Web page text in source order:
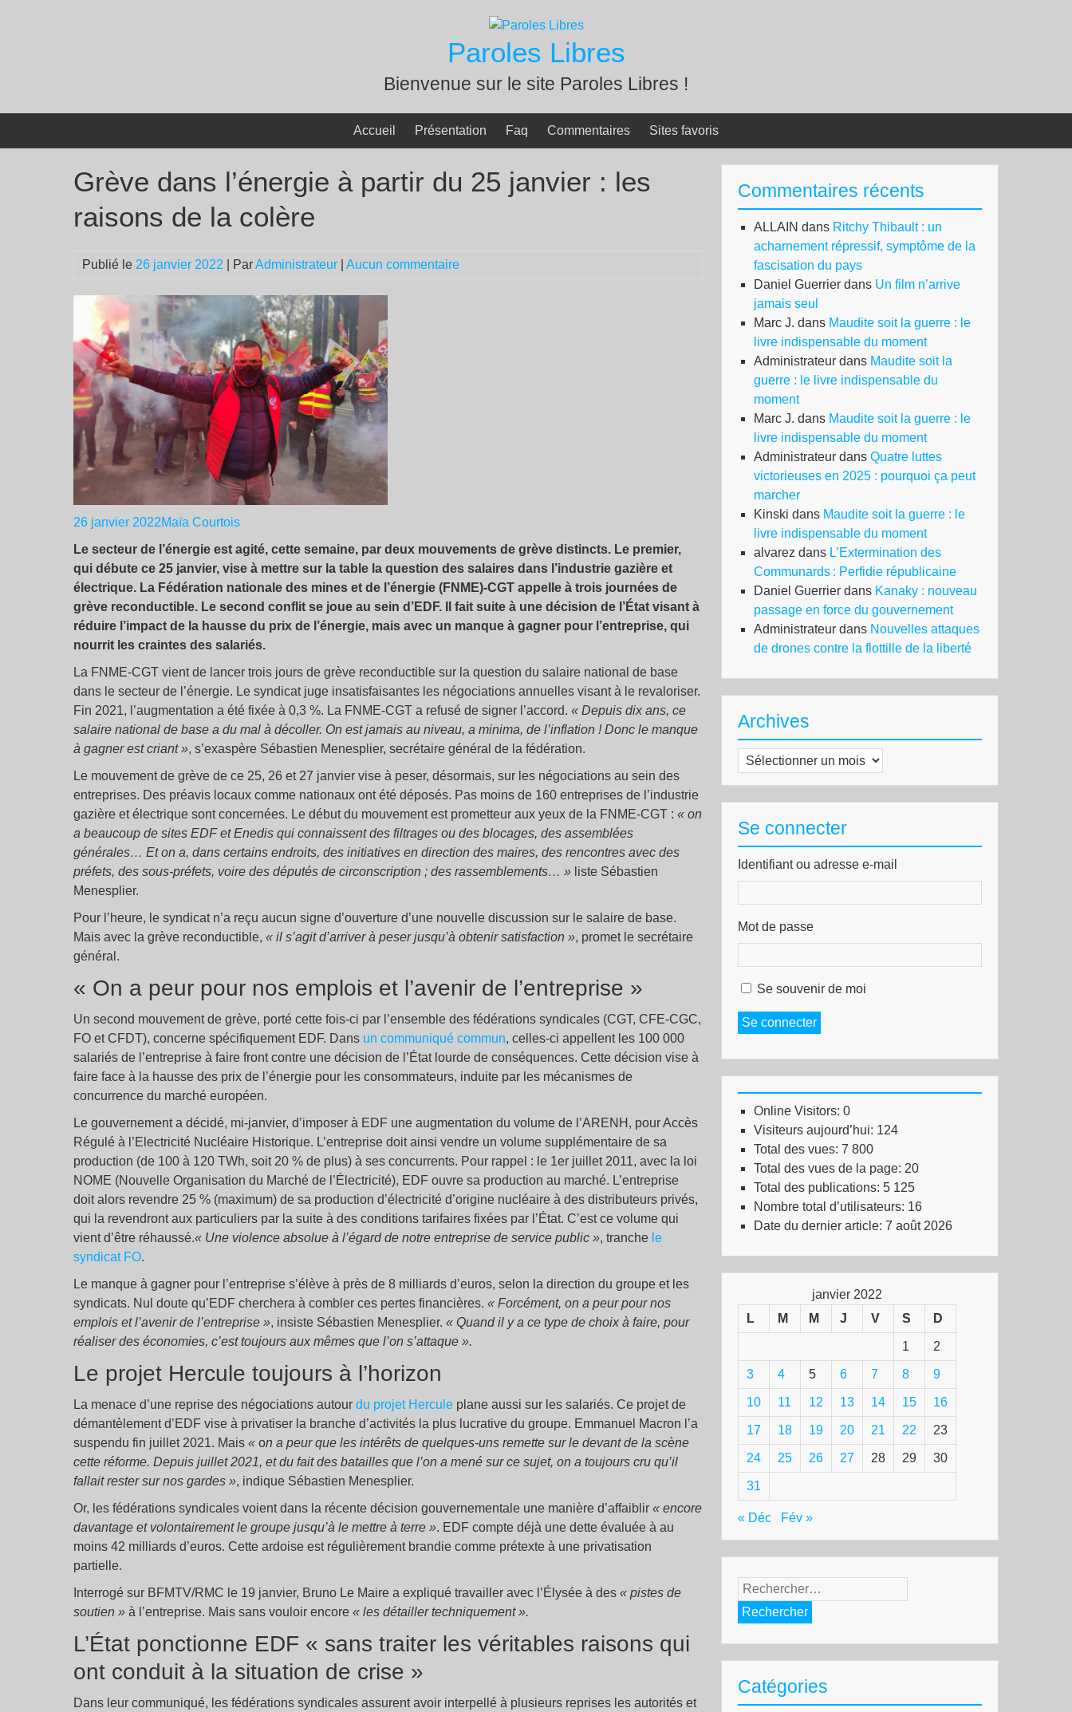
Paroles Libres
Bienvenue sur le site Paroles Libres !
Accueil Présentation Faq Commentaires Sites favoris
Grève dans l’énergie à partir du 25 janvier : les
raisons de la colère
Publié le 26 janvier 2022 | ParAdministrateur Aucun commentaire
26 janvier 2022Maïa Courtois
Le secteur de l’énergie est agité, cette semaine, par deux mouvements de grève distincts. Le premier,
qui débute ce 25 janvier, vise à mettre sur la table la question des salaires dans l’industrie gazière et
électrique. La Fédération nationale des mines et de l’énergie (FNME)-CGT appelle à trois journées de
grève reconductible. Le second conflit se joue au sein d’EDF. Il fait suite à une décision de l’État visant à
réduire l’impact de la hausse du prix de l’énergie, mais avec un manque à gagner pour l’entreprise, qui
nourrit les craintes des salariés.
La FNME-CGT vient de lancer trois jours de grève reconductible sur la question du salaire national de base
dans le secteur de l’énergie. Le syndicat juge insatisfaisantes les négociations annuelles visant à le revaloriser.
Fin 2021, l’augmentation a été fixée à 0,3 %. La FNME-CGT a refusé de signer l’accord. « Depuis dix ans, ce
salaire national de base a du mal à décoller. On est jamais au niveau, a minima, de l’inflation ! Donc le manque
à gagner est criant », s’exaspère Sébastien Menesplier, secrétaire général de la fédération.
Le mouvement de grève de ce 25, 26 et 27 janvier vise à peser, désormais, sur les négociations au sein des
entreprises. Des préavis locaux comme nationaux ont été déposés. Pas moins de 160 entreprises de l’industrie
gazière et électrique sont concernées. Le début du mouvement est prometteur aux yeux de la FNME-CGT : « on
a beaucoup de sites EDF et Enedis qui connaissent des filtrages ou des blocages, des assemblées
générales… Et on a, dans certains endroits, des initiatives en direction des maires, des rencontres avec des
préfets, des sous-préfets, voire des députés de circonscription ; des rassemblements… » liste Sébastien
Menesplier.
Pour l’heure, le syndicat n’a reçu aucun signe d’ouverture d’une nouvelle discussion sur le salaire de base.
Mais avec la grève reconductible, « il s’agit d’arriver à peser jusqu’à obtenir satisfaction », promet le secrétaire
général.
« On a peur pour nos emplois et l’avenir de l’entreprise »
Un second mouvement de grève, porté cette fois-ci par l’ensemble des fédérations syndicales (CGT, CFE-CGC,
FO et CFDT), concerne spécifiquement EDF. Dans un communiqué commun, celles-ci appellent les 100 000
salariés de l’entreprise à faire front contre une décision de l’État lourde de conséquences. Cette décision vise à
faire face à la hausse des prix de l’énergie pour les consommateurs, induite par les mécanismes de
concurrence du marché européen.
Le gouvernement a décidé, mi-janvier, d’imposer à EDF une augmentation du volume de l’ARENH, pour Accès
Régulé à l’Electricité Nucléaire Historique. L’entreprise doit ainsi vendre un volume supplémentaire de sa
production (de 100 à 120 TWh, soit 20 % de plus) à ses concurrents. Pour rappel : le 1er juillet 2011, avec la loi
NOME (Nouvelle Organisation du Marché de l’Électricité), EDF ouvre sa production au marché. L’entreprise
doit alors revendre 25 % (maximum) de sa production d’électricité d’origine nucléaire à des distributeurs privés,
qui la revendront aux particuliers par la suite à des conditions tarifaires fixées par l’État. C’est ce volume qui
vient d’être réhaussé.« Une violence absolue à l’égard de notre entreprise de service public », tranche le
syndicat FO.
Le manque à gagner pour l’entreprise s’élève à près de 8 milliards d’euros, selon la direction du groupe et les
syndicats. Nul doute qu’EDF cherchera à combler ces pertes financières. « Forcément, on a peur pour nos
emplois et l’avenir de l’entreprise », insiste Sébastien Menesplier. « Quand il y a ce type de choix à faire, pour
réaliser des économies, c’est toujours aux mêmes que l’on s’attaque ».
Le projet Hercule toujours à l’horizon
La menace d’une reprise des négociations autour du projet Hercule plane aussi sur les salariés. Ce projet de
démantèlement d’EDF vise à privatiser la branche d’activités la plus lucrative du groupe. Emmanuel Macron l’a
suspendu fin juillet 2021. Mais « on a peur que les intérêts de quelques-uns remette sur le devant de la scène
cette réforme. Depuis juillet 2021, et du fait des batailles que l’on a mené sur ce sujet, on a toujours cru qu’il
fallait rester sur nos gardes », indique Sébastien Menesplier.
Or, les fédérations syndicales voient dans la récente décision gouvernementale une manière d’affaiblir « encore
davantage et volontairement le groupe jusqu’à le mettre à terre ». EDF compte déjà une dette évaluée à au
moins 42 milliards d’euros. Cette ardoise est régulièrement brandie comme prétexte à une privatisation
partielle.
Interrogé sur BFMTV/RMC le 19 janvier, Bruno Le Maire a expliqué travailler avec l’Élysée à des « pistes de
soutien » à l’entreprise. Mais sans vouloir encore « les détailler techniquement ».
L’État ponctionne EDF « sans traiter les véritables raisons qui
ont conduit à la situation de crise »
Dans leur communiqué, les fédérations syndicales assurent avoir interpellé à plusieurs reprises les autorités et
Commentaires récents
ALLAIN dans Ritchy Thibault : un
acharnement répressif, symptôme de la
fascisation du pays
Daniel Guerrier dans Un film n’arrive
jamais seul
Marc J. dans Maudite soit la guerre : le
livre indispensable du moment
Administrateur dans Maudite soit la
guerre : le livre indispensable du
moment
Marc J. dans Maudite soit la guerre : le
livre indispensable du moment
Administrateur dans Quatre luttes
victorieuses en 2025 : pourquoi ça peut
marcher
Kinski dans Maudite soit la guerre : le
livre indispensable du moment
alvarez dans L’Extermination des
Communards : Perfidie républicaine
Daniel Guerrier dans Kanaky : nouveau
passage en force du gouvernement
Administrateur dans Nouvelles attaques
de drones contre la flottille de la liberté
Archives
Archives
Se connecter
Identifiant ou adresse e-mail
Mot de passe
Se souvenir de moi
Se connecter
Online Visitors: 0
Visiteurs aujourd’hui: 124
Total des vues: 7 800
Total des vues de la page: 20
Total des publications: 5 125
Nombre total d’utilisateurs: 16
Date du dernier article: 7 août 2026
janvier 2022
L
M M J V S D
1 2
3 4 5 6 7 8 9
10 11 12 13 14 15 16
17 18 19 20 21 22 23
24 25 26 27 28 29 30
31
« Déc Fév »
Rechercher :
Catégories